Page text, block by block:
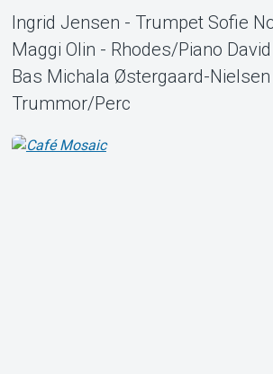
Ingrid Jensen - Trumpet Sofie
Maggi Olin - Rhodes/Piano
Bas Michala Østergaard-Nielsen
Trummor/Perc